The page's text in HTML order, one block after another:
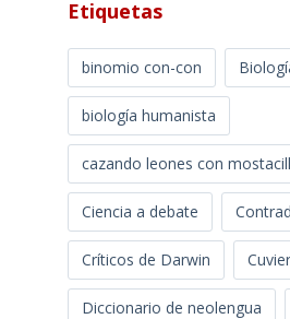
Etiquetas
binomio con-con
biología humanista
cazando leones con
Ciencia a debate
Críticos de Darwin Cuvier
Diccionario de neolengua